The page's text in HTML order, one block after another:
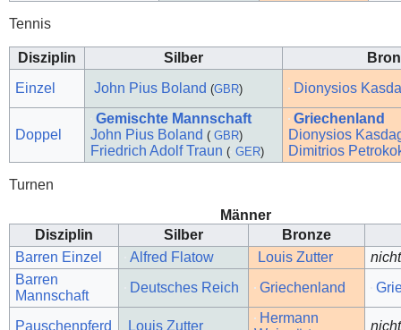
Tennis
Disziplin Silber
Einzel
John Pius Boland (GBR) Dionysios
Doppel
Gemischte Mannschaft
John Pius Boland ( GBR)
Friedrich Adolf Traun ( GER)
Griechenland
Dionysios
Dimitrios
Turnen
Männer
Disziplin
Silber
Bronze
Barren Einzel
Alfred Flatow Louis Zutter
Barren
Mannschaft
Deutsches Reich Griechenland
Pauschenpferd Louis Zutter
Hermann